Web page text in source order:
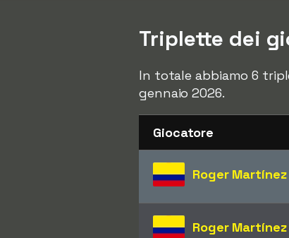
Triplette dei
In totale abbiamo 6
gennaio 2026.
Giocatore
Roger Martínez
Roger Martínez